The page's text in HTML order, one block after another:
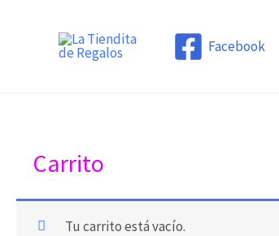
contenido
Facebook
Carrito
Tu carrito está vacío.